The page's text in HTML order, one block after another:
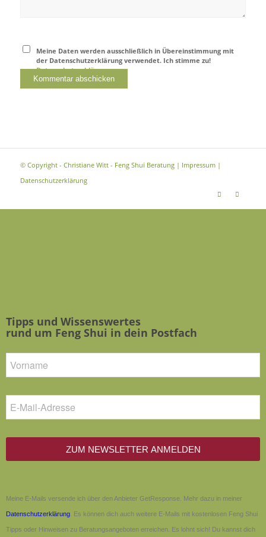
Meine Daten werden ausschließlich in Übereinstimmung mit
der Datenschutzerklärung verwendet. Ich stimme zu!
Datenschutzerklärung
© Copyright - Christiane Witt - Feng Shui Beratung | Impressum|
Datenschutzerklärung
Tipps und Wissenswertes
rund um Feng Shui in dein Postfach
ZUM NEWSLETTER ANMELDEN
Meine E-Mails versende ich über den Anbieter GetResponse. Mehr dazu in meiner
Datenschutzerklärung . Es können dich auch weitere E-Mails mit kostenlosen Feng Shui
Tipps oder Hinweisen zu Beratungsangeboten erreichen. Es lohnt sich! Du kannst dich